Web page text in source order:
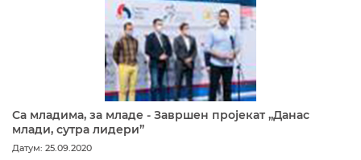
Са младима, за младе - Завршен пројекат „Данас
млади, сутра лидери”
Датум: 25.09.2020